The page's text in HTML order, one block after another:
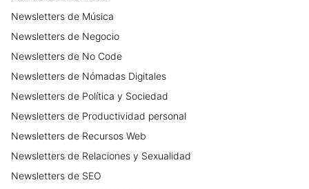
Newsletters de Música
Newsletters de Negocio
Newsletters de No Code
Newsletters de Nómadas Digitales
Newsletters de Política y Sociedad
Newsletters de Productividad personal
Newsletters de Recursos Web
Newsletters de Relaciones y Sexualidad
Newsletters de SEO